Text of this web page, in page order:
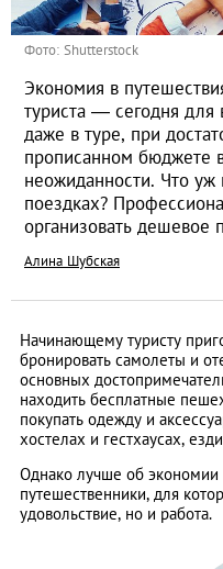
Фото: Shutterstock
Экономия в
туриста — сегодня
даже в туре, при
прописанном бюджете
неожиданности. Что уж
поездках?
организовать дешевое
Алина Шубская
Начинающему туристу
бронировать самолеты и
основных
находить бесплатные
покупать одежду и
хостелах и гестхаусах,
Однако лучше об экономии
путешественники, для
удовольствие, но и работа.